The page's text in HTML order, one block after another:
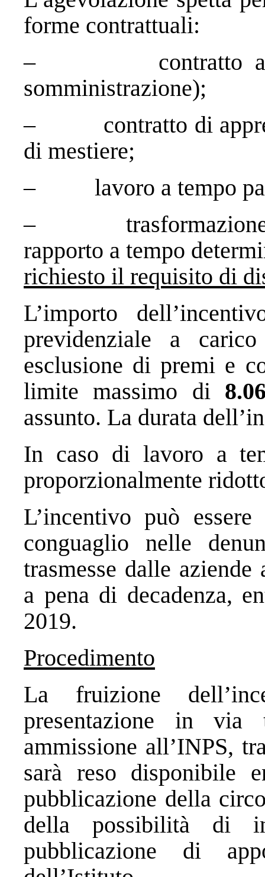
forme contrattuali:
– contratto a
somministrazione);
– contratto di
di mestiere;
– lavoro a tempo
– trasformazione a
rapporto a tempo
richiesto il requisito di
L’importo
previdenziale a
esclusione di premi e
limite massimo di
assunto. La durata
In caso di lavoro a
proporzionalmente
L’incentivo può
conguaglio nelle
trasmesse dalle
a pena di decadenza,
2019.
Procedimento
La fruizione
presentazione in via
ammissione all’INPS,
sarà reso disponibile
pubblicazione della
della possibilità di
pubblicazione di